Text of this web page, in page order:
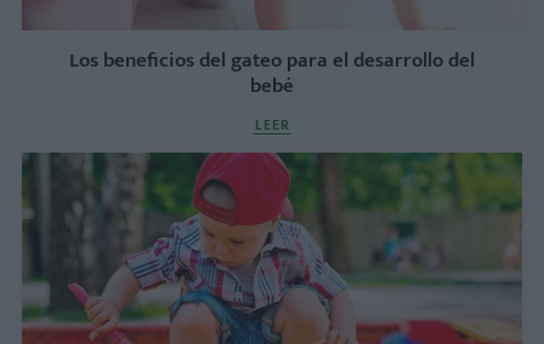
Los beneficios del gateo para el desarrollo del
bebé
LEER